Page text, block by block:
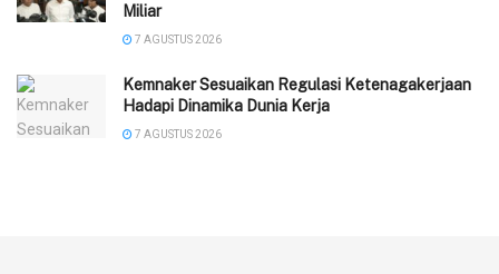
Miliar
7 AGUSTUS 2026
Kemnaker Sesuaikan Regulasi Ketenagakerjaan
Hadapi Dinamika Dunia Kerja
7 AGUSTUS 2026